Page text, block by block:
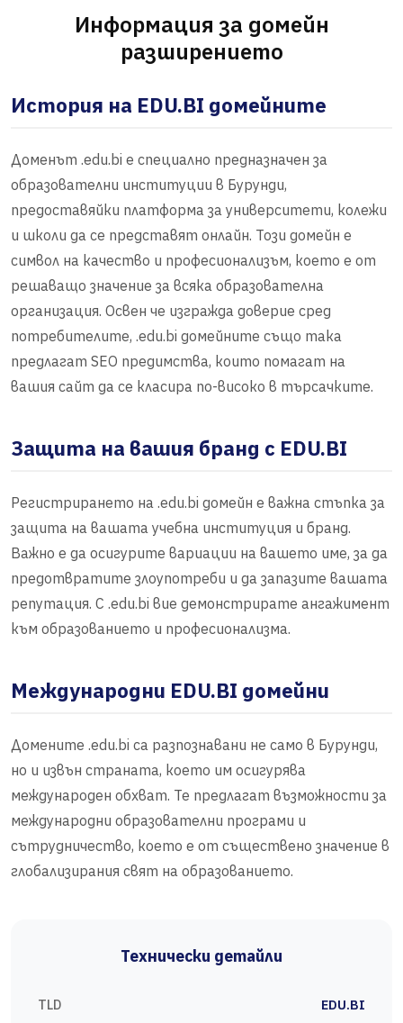
Информация за домейн
разширението
История на EDU.BI домейните
Доменът .edu.bi е специално предназначен за
образователни институции в Бурунди,
предоставяйки платформа за университети, колежи
и школи да се представят онлайн. Този домейн е
символ на качество и професионализъм, което е от
решаващо значение за всяка образователна
организация. Освен че изгражда доверие сред
потребителите, .edu.bi домейните също така
предлагат SEO предимства, които помагат на
вашия сайт да се класира по-високо в търсачките.
Защита на вашия бранд с EDU.BI
Регистрирането на .edu.bi домейн е важна стъпка за
защита на вашата учебна институция и бранд.
Важно е да осигурите вариации на вашето име, за да
предотвратите злоупотреби и да запазите вашата
репутация. С .edu.bi вие демонстрирате ангажимент
към образованието и професионализма.
Международни EDU.BI домейни
Домените .edu.bi са разпознавани не само в Бурунди,
но и извън страната, което им осигурява
международен обхват. Те предлагат възможности за
международни образователни програми и
сътрудничество, което е от съществено значение в
глобализирания свят на образованието.
Технически детайли
TLD EDU.BI